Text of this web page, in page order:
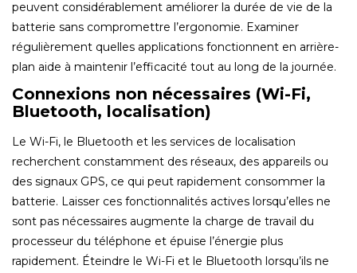
peuvent considérablement améliorer la durée de vie de la
batterie sans compromettre l’ergonomie. Examiner
régulièrement quelles applications fonctionnent en arrière-
plan aide à maintenir l’efficacité tout au long de la journée.
Connexions non nécessaires (Wi-Fi,
Bluetooth, localisation)
Le Wi-Fi, le Bluetooth et les services de localisation
recherchent constamment des réseaux, des appareils ou
des signaux GPS, ce qui peut rapidement consommer la
batterie. Laisser ces fonctionnalités actives lorsqu’elles ne
sont pas nécessaires augmente la charge de travail du
processeur du téléphone et épuise l’énergie plus
rapidement. Éteindre le Wi-Fi et le Bluetooth lorsqu’ils ne